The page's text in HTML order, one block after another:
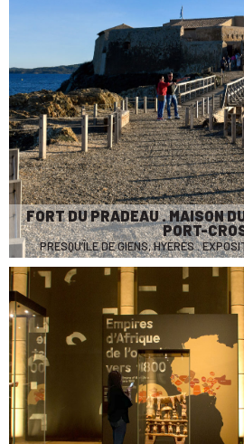
FORT DU PRADEAU . MAISON
PORT-
PRESQU’ÎLE DE GIENS, HYÈRES .